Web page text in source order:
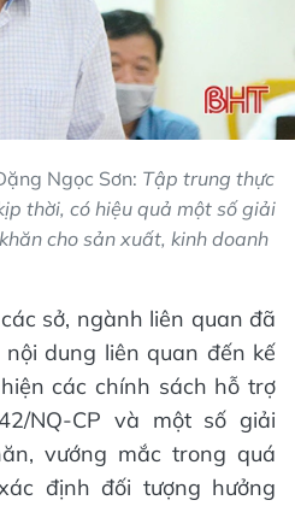
Ngọc Sơn: Tập trung thực
thời, có hiệu quả một số giải
cho sản xuất, kinh doanh
sở, ngành liên quan đã
dung liên quan đến kế
các chính sách hỗ trợ
NQ-CP và một số giải
vướng mắc trong quá
định đối tượng hưởng